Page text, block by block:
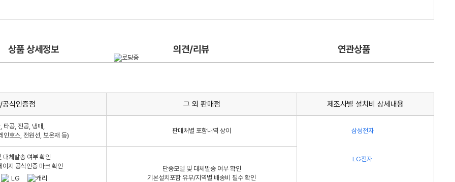
상품 상세정보 의견/리뷰 연관상품
공식인증점 그 외 판매점 제조사별 설치비 상세내용
타공, 진공, 냉매,
인호스, 전원선, 보온재 등)
판매처별 포함내역 상이 삼성전자
대체발송 여부 확인
지 공식인증 마크 확인
단종모델 및 대체발송 여부 확인
기본설치포함 유무/지역별 배송비 필수 확인
LG전자